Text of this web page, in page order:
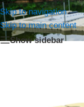
Skip to navigation
Skip to main content
Home/Producten
Het enkele resultaat
Show sidebar